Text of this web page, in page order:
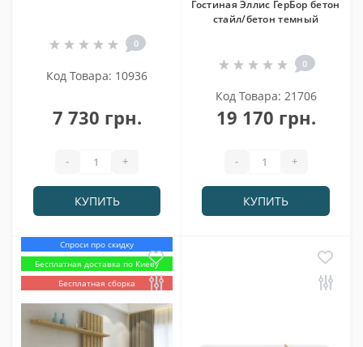
0
Код Товара: 10936
7 730 грн.
- +
КУПИТЬ
Гостиная Эллис ГерБор бетон
стайл/бетон темный
0
Код Товара: 21706
19 170 грн.
- +
КУПИТЬ
Спроси про скидку
Бесплатная доставка по Киеву
Бесплатная сборка